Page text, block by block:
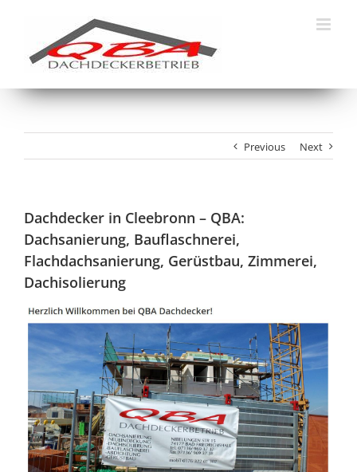
Previous Next
Dachdecker in Cleebronn – QBA:
Dachsanierung, Bauflaschnerei,
Flachdachsanierung, Gerüstbau, Zimmerei,
Dachisolierung